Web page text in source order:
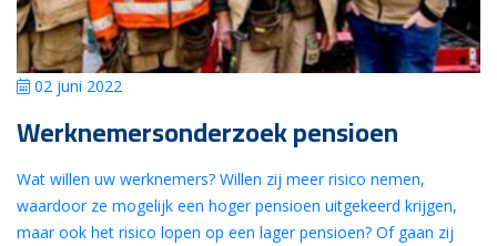
02 juni 2022
Werknemersonderzoek pensioen
Wat willen uw werknemers? Willen zij meer risico nemen,
waardoor ze mogelijk een hoger pensioen uitgekeerd krijgen,
maar ook het risico lopen op een lager pensioen? Of gaan zij